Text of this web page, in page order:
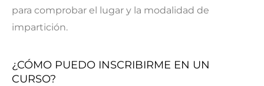
para comprobar el lugar y la modalidad de
impartición.
¿CÓMO PUEDO INSCRIBIRME EN UN
CURSO?